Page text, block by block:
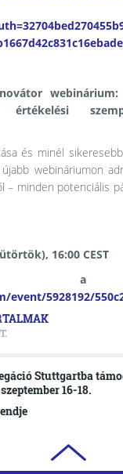
értékelési
és minél
újabb webináriumon
– minden potenciális
16:00 CEST
a
event/5928192/
Stuttgartba
16-18.